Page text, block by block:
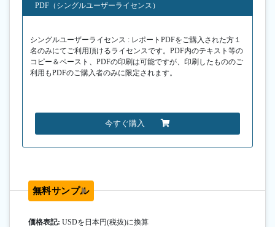
PDF（シングルユーザーライセンス）
シングルユーザーライセンス : レポートPDFをご購入された方１
名のみにてご利用頂けるライセンスです。PDF内のテキスト等の
コピー＆ペースト、PDFの印刷は可能ですが、印刷したもののご
利用もPDFのご購入者のみに限定されます。
今すぐ購入
無料サンプル
価格表記: USDを日本円(税抜)に換算